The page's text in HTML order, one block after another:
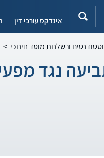
אינדקס עורכי דין
ורשלנות מוסד חינוכי >
נגד